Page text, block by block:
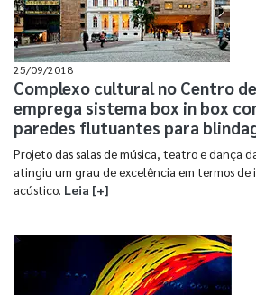
25/09/2018
Complexo cultural no Centro de
emprega sistema box in box
paredes flutuantes para
Projeto das salas de música, teatro e dança
atingiu um grau de excelência em termos de
acústico. Leia [+]